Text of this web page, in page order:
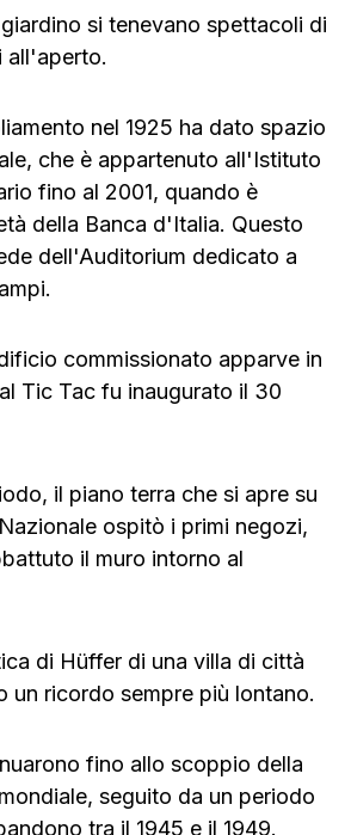
si tenevano spettacoli di
all'aperto.
nel 1925 ha dato spazio
che è appartenuto all'Istituto
fino al 2001, quando è
della Banca d'Italia. Questo
dell'Auditorium dedicato a
commissionato apparve in
Tic Tac fu inaugurato il 30
il piano terra che si apre su
ospitò i primi negozi,
il muro intorno al
di Hüffer di una villa di città
un ricordo sempre più lontano.
fino allo scoppio della
seguito da un periodo
tra il 1945 e il 1949.